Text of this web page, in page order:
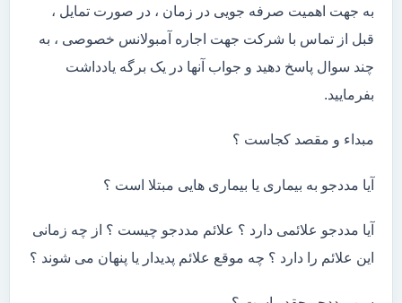
به جهت اهمیت صرفه جویی در زمان ، در صورت تمایل ،
قبل از تماس با شرکت جهت اجاره آمبولانس خصوصی ، به
چند سوال پاسخ دهید و جواب آنها در یک برگه یادداشت
بفرمایید.
مبداء و مقصد کجاست ؟
آیا مددجو به بیماری یا بیماری هایی مبتلا است ؟
آیا مددجو علائمی دارد ؟ علائم مددجو چیست ؟ از چه زمانی
این علائم را دارد ؟ چه موقع علائم پدیدار یا پنهان می شوند ؟